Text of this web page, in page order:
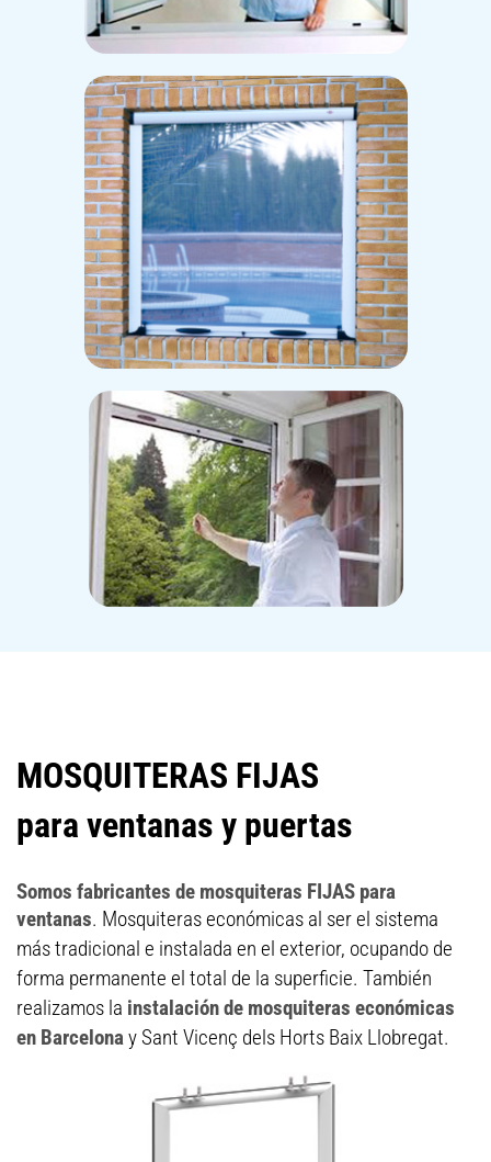
MOSQUITERAS FIJAS
para ventanas y puertas
Somos fabricantes de mosquiteras FIJAS para
ventanas. Mosquiteras económicas al ser el sistema
más tradicional e instalada en el exterior, ocupando de
forma permanente el total de la superficie. También
realizamos la instalación de mosquiteras económicas
en Barcelonay Sant Vicenç dels Horts Baix Llobregat.